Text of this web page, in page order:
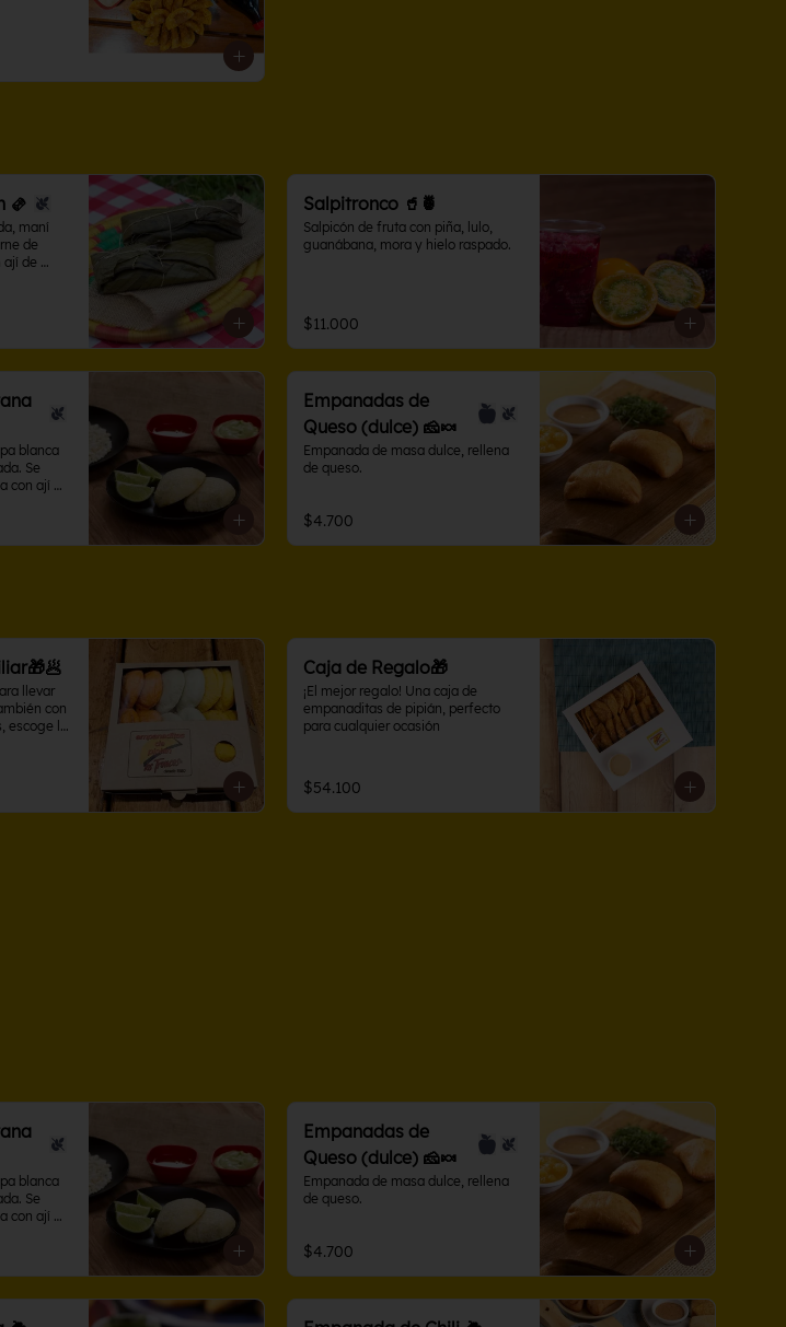
🫔
maní
de
ají de
Salpitronco 🥤🍍
Salpicón de fruta con piña, lulo,
guanábana, mora y hielo raspado.
$11.000
blanca
Se
con ají
Empanadas de
Queso (dulce) 🧀🍬
Empanada de masa dulce, rellena
de queso.
$4.700
llevar
con
escoge la
Caja de Regalo🎁
¡El mejor regalo! Una caja de
empanaditas de pipián, perfecto
para cualquier ocasión
$54.100
blanca
Se
con ají
Empanadas de
Queso (dulce) 🧀🍬
Empanada de masa dulce, rellena
de queso.
$4.700